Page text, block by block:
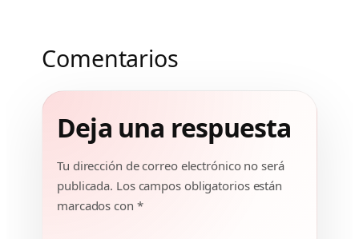
Comentarios
Deja una respuesta
Tu dirección de correo electrónico no será
publicada. Los campos obligatorios están
marcados con *